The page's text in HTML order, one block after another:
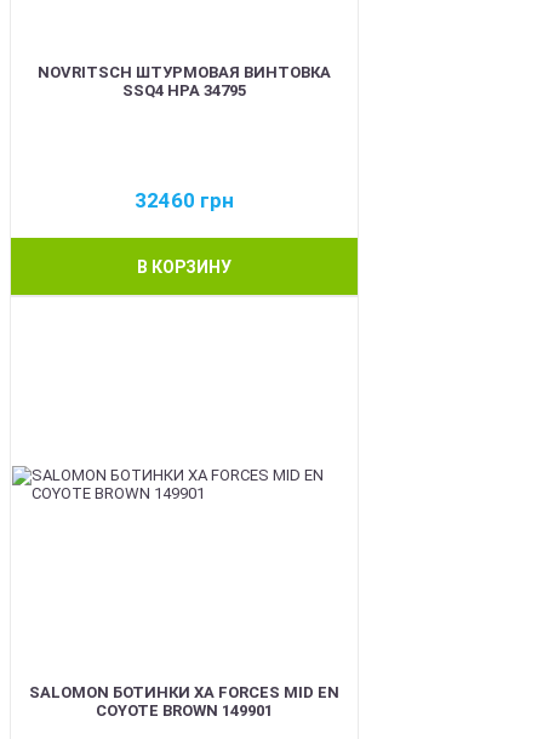
NOVRITSCH ШТУРМОВАЯ ВИНТОВКА
SSQ4 HPA 34795
32460 грн
В КОРЗИНУ
SALOMON БОТИНКИ XA FORCES MID EN
COYOTE BROWN 149901